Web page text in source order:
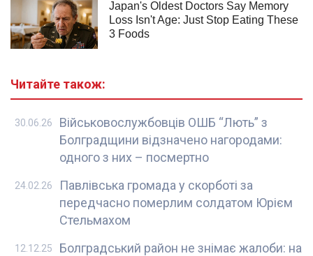
Читайте також:
Військовослужбовців ОШБ “Лють” з
Болградщини відзначено нагородами:
одного з них – посмертно
30.06.26
Павлівська громада у скорботі за
передчасно померлим солдатом Юрієм
Стельмахом
24.02.26
Болградський район не знімає жалоби: на
12.12.25